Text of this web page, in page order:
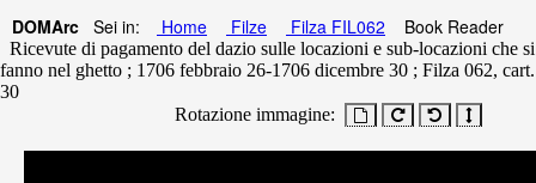
DOMArc Sei in: Home Filze Filza FIL062 Book Reader
Ricevute di pagamento del dazio sulle locazioni e sub-locazioni che si
fanno nel ghetto ; 1706 febbraio 26-1706 dicembre 30 ; Filza 062, cart.
30
Rotazione immagine: